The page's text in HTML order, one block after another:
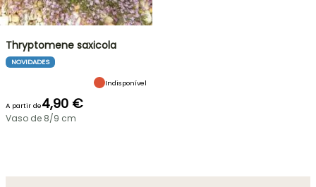
Thryptomene saxicola
NOVIDADES
Indisponível
A partir de4,90 €
Vaso de 8/9 cm